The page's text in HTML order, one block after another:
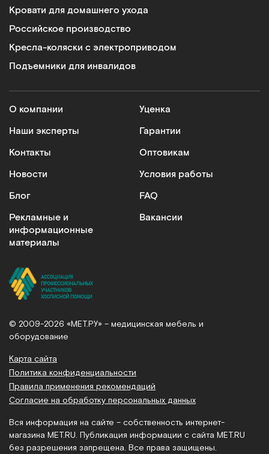
Кровати для домашнего ухода
Российское производство
Кресла-коляски с электроприводом
Подъемники для инвалидов
О компании
Наши эксперты
Контакты
Новости
Блог
Рекламные и
информационные
материалы
Уценка
Гарантии
Оптовикам
Условия работы
FAQ
Вакансии
© 2009-2026 «МЕТ.РУ» – медицинская мебель и
оборудование
Карта сайта
Политика конфиденциальности
Правила применения рекомендаций
Согласие на обработку персональных данных
Вся информация на сайте – собственность интернет-
магазина MET.RU. Публикация информации с сайта MET.RU
без разрешения запрещена. Все права защищены.